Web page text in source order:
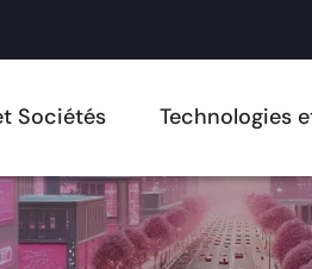
Sociétés Technologies